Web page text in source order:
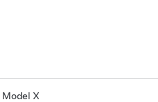
Model X